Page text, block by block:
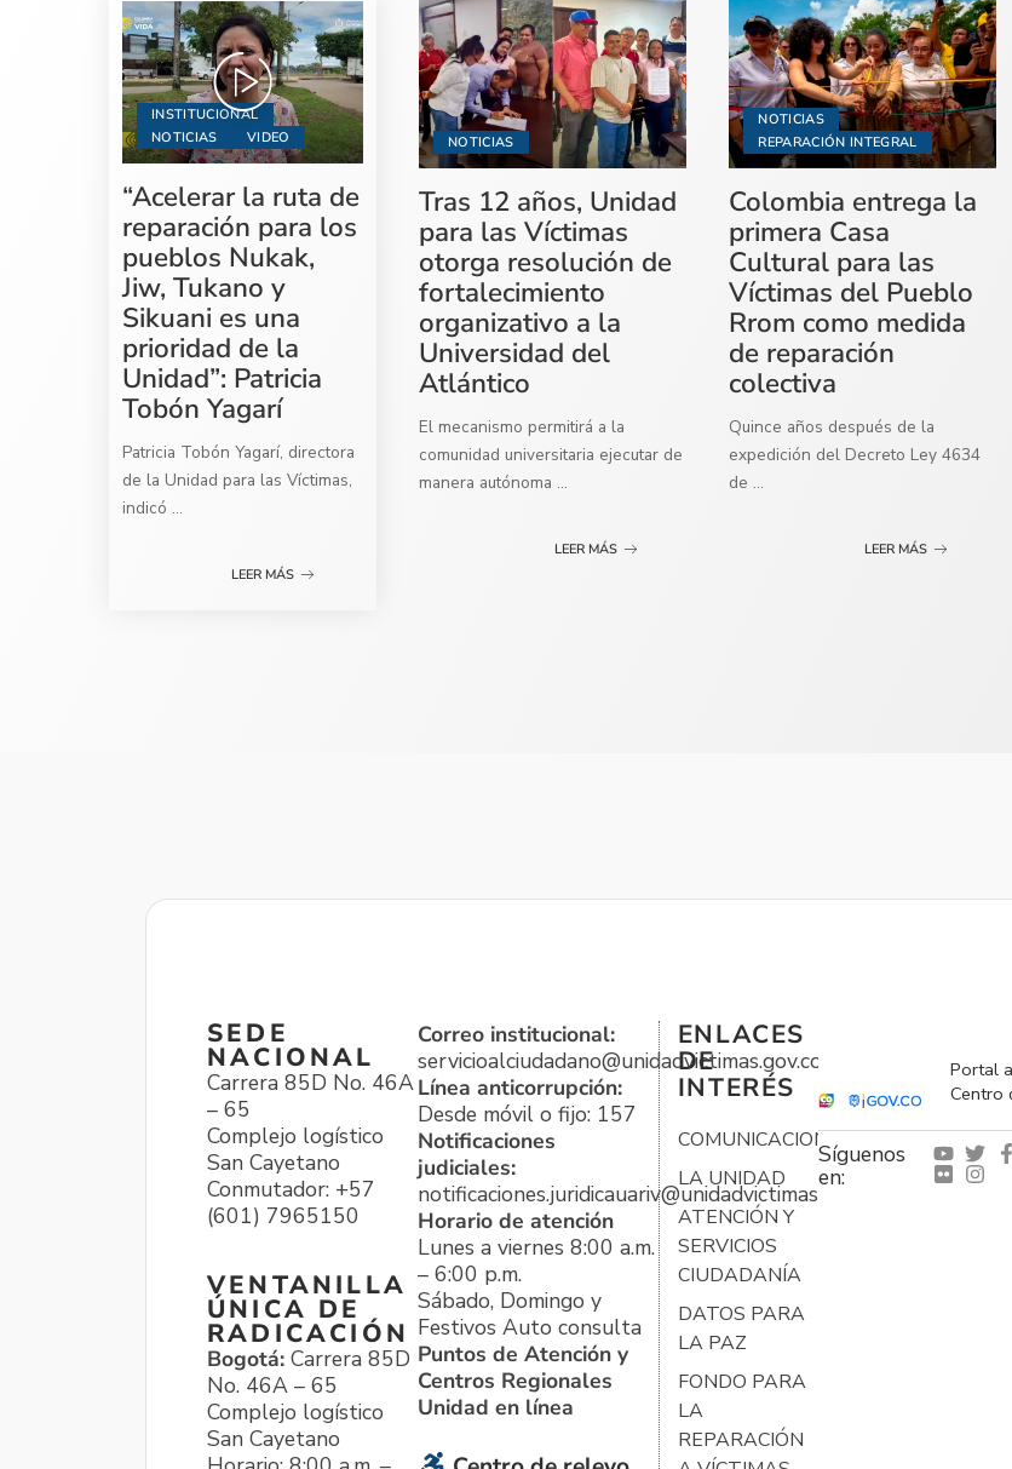
INSTITUCIONAL
NOTICIAS
VIDEO
“Acelerar la ruta de
reparación para los
pueblos Nukak,
Jiw, Tukano y
Sikuani es una
prioridad de la
Unidad”: Patricia
Tobón Yagarí
Patricia Tobón Yagarí, directora
de la Unidad para las Víctimas,
indicó ...
LEER MÁS
NOTICIAS
Tras 12 años, Unidad
para las Víctimas
otorga resolución de
fortalecimiento
organizativo a la
Universidad del
Atlántico
El mecanismo permitirá a la
comunidad universitaria ejecutar de
manera autónoma ...
LEER MÁS
NOTICIAS
REPARACIÓN INTEGRAL
Colombia entrega la
primera Casa
Cultural para las
Víctimas del Pueblo
Rrom como medida
de reparación
colectiva
Quince años después de la
expedición del Decreto Ley 4634
de ...
LEER MÁS
SEDE
NACIONAL
Carrera 85D No. 46A
– 65
Complejo logístico
San Cayetano
Conmutador: +57
(601) 7965150
VENTANILLA
ÚNICA DE
RADICACIÓN
Bogotá: Carrera 85D
No. 46A – 65
Complejo logístico
San Cayetano
Correo institucional:
servicioalciudadano@unidadvictimas.gov.co
Línea anticorrupción:
Desde móvil o fijo: 157
Notificaciones
judiciales:
notificaciones.juridicauariv@unidadvictimas.gov.co
Horario de atención
Lunes a viernes 8:00 a.m.
– 6:00 p.m.
Sábado, Domingo y
Festivos Auto consulta
Puntos de Atención y
Centros Regionales
Unidad en línea
ENLACES
DE
INTERÉS
COMUNICACIONES
LA UNIDAD
ATENCIÓN Y
SERVICIOS
CIUDADANÍA
DATOS PARA
LA PAZ
FONDO PARA
LA
REPARACIÓN
Portal
Centro
Síguenos
en: